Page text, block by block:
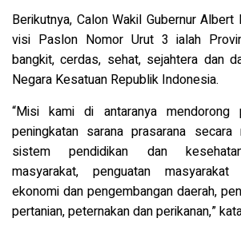
Berikutnya, Calon Wakil Gubernur
visi Paslon Nomor Urut 3 ialah
bangkit, cerdas, sehat, sejahtera dan
Negara Kesatuan Republik Indonesia.
“Misi kami di antaranya mendorong
peningkatan sarana prasarana secara
sistem pendidikan dan
masyarakat, penguatan
ekonomi dan pengembangan daerah,
pertanian, peternakan dan perikanan,”